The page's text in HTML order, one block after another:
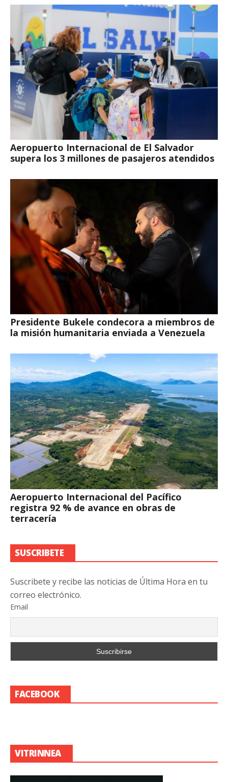
Aeropuerto Internacional de El Salvador
supera los 3 millones de pasajeros atendidos
Presidente Bukele condecora a miembros de
la misión humanitaria enviada a Venezuela
Aeropuerto Internacional del Pacífico
registra 92 % de avance en obras de
terracería
SUSCRIBETE
Suscribete y recibe las noticias de Última Hora en tu
correo electrónico.
Email
FACEBOOK
VITRINNEA